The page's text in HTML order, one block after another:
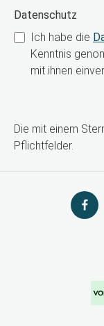
Datenschutz
Ich habe die
Kenntnis
mit ihnen
Die mit einem
Pflichtfelder.